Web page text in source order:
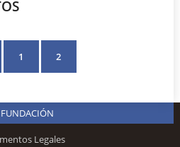
1 2
Legales